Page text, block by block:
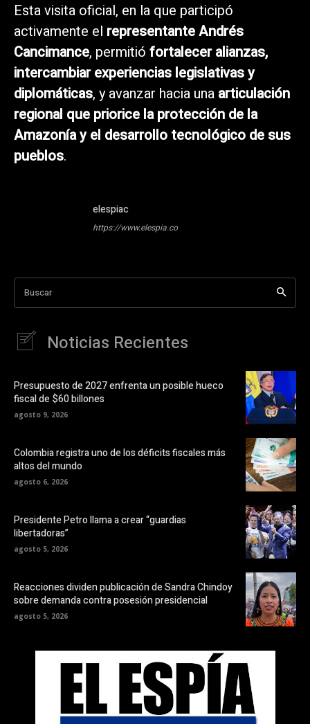
Esta visita oficial, en la que participó
activamente el representante Andrés
Cancimance, permitió fortalecer alianzas,
intercambiar experiencias legislativas y
diplomáticas, y avanzar hacia una articulación
regional que priorice la protección de la
Amazonía y el desarrollo tecnológico de sus
pueblos.
elespiac
https://www.elespia.co
Buscar
Noticias Recientes
Presupuesto de 2027 enfrenta un posible hueco
fiscal de $60 billones
agosto 9, 2026
Colombia registra uno de los déficits fiscales más
altos del mundo
agosto 6, 2026
Presidente Petro llama a crear “guardias
libertadoras”
agosto 5, 2026
Reacciones dividen publicación de Sandra Chindoy
sobre demanda contra posesión presidencial
agosto 5, 2026